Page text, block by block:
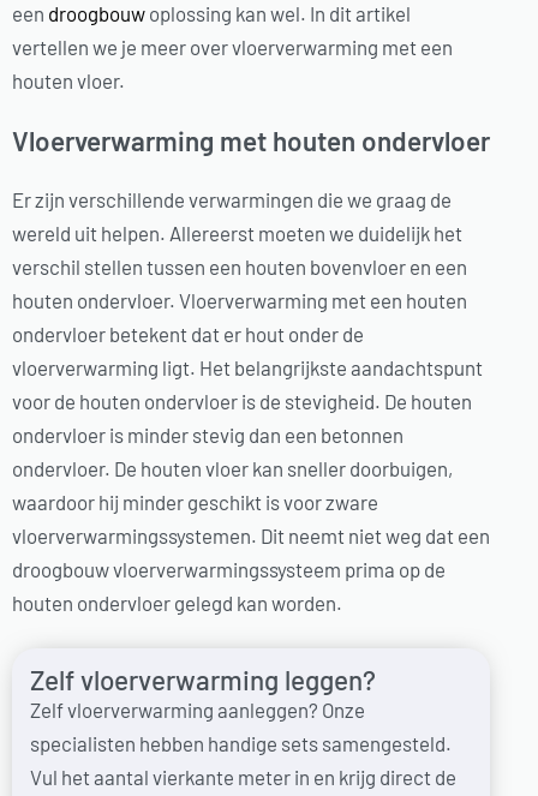
een droogbouw oplossing kan wel. In dit artikel
vertellen we je meer over vloerverwarming met een
houten vloer.
Vloerverwarming met houten ondervloer
Er zijn verschillende verwarmingen die we graag de
wereld uit helpen. Allereerst moeten we duidelijk het
verschil stellen tussen een houten bovenvloer en een
houten ondervloer. Vloerverwarming met een houten
ondervloer betekent dat er hout onder de
vloerverwarming ligt. Het belangrijkste aandachtspunt
voor de houten ondervloer is de stevigheid. De houten
ondervloer is minder stevig dan een betonnen
ondervloer. De houten vloer kan sneller doorbuigen,
waardoor hij minder geschikt is voor zware
vloerverwarmingssystemen. Dit neemt niet weg dat een
droogbouw vloerverwarmingssysteem prima op de
houten ondervloer gelegd kan worden.
Zelf vloerverwarming leggen?
Zelf vloerverwarming aanleggen? Onze
specialisten hebben handige sets samengesteld.
Vul het aantal vierkante meter in en krijg direct de